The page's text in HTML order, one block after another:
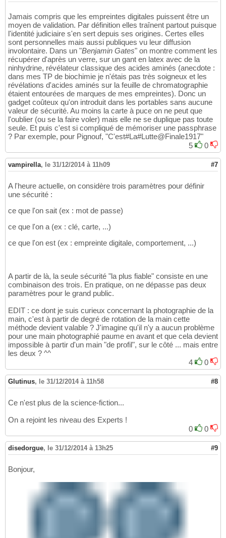
Jamais compris que les empreintes digitales puissent être un
moyen de validation. Par définition elles traînent partout puisque
l'identité judiciaire s'en sert depuis ses origines. Certes elles
sont personnelles mais aussi publiques vu leur diffusion
involontaire. Dans un "Benjamin Gates" on montre comment les
récupérer d'après un verre, sur un gant en latex avec de la
ninhydrine, révélateur classique des acides aminés (anecdote :
dans mes TP de biochimie je n'étais pas très soigneux et les
révélations d'acides aminés sur la feuille de chromatographie
étaient entourées de marques de mes empreintes). Donc un
gadget coûteux qu'on introduit dans les portables sans aucune
valeur de sécurité. Au moins la carte à puce on ne peut que
l'oublier (ou se la faire voler) mais elle ne se duplique pas toute
seule. Et puis c'est si compliqué de mémoriser une passphrase
? Par exemple, pour Pignouf, "C'est#La#Lutte@Finale1917"
5
0
vampirella, le 31/12/2014 à 11h09 #7
A l'heure actuelle, on considère trois paramètres pour définir
une sécurité :
ce que l'on sait (ex : mot de passe)
ce que l'on a (ex : clé, carte, ...)
ce que l'on est (ex : empreinte digitale, comportement, ...)
A partir de là, la seule sécurité "la plus fiable" consiste en une
combinaison des trois. En pratique, on ne dépasse pas deux
paramètres pour le grand public.
EDIT : ce dont je suis curieux concernant la photographie de la
main, c'est à partir de degré de rotation de la main cette
méthode devient valable ? J'imagine qu'il n'y a aucun problème
pour une main photographié paume en avant et que cela devient
impossible à partir d'un main "de profil", sur le côté ... mais entre
les deux ? ^^
4
0
Glutinus, le 31/12/2014 à 11h58 #8
Ce n'est plus de la science-fiction...
On a rejoint les niveau des Experts !
0
0
disedorgue, le 31/12/2014 à 13h25 #9
Bonjour,